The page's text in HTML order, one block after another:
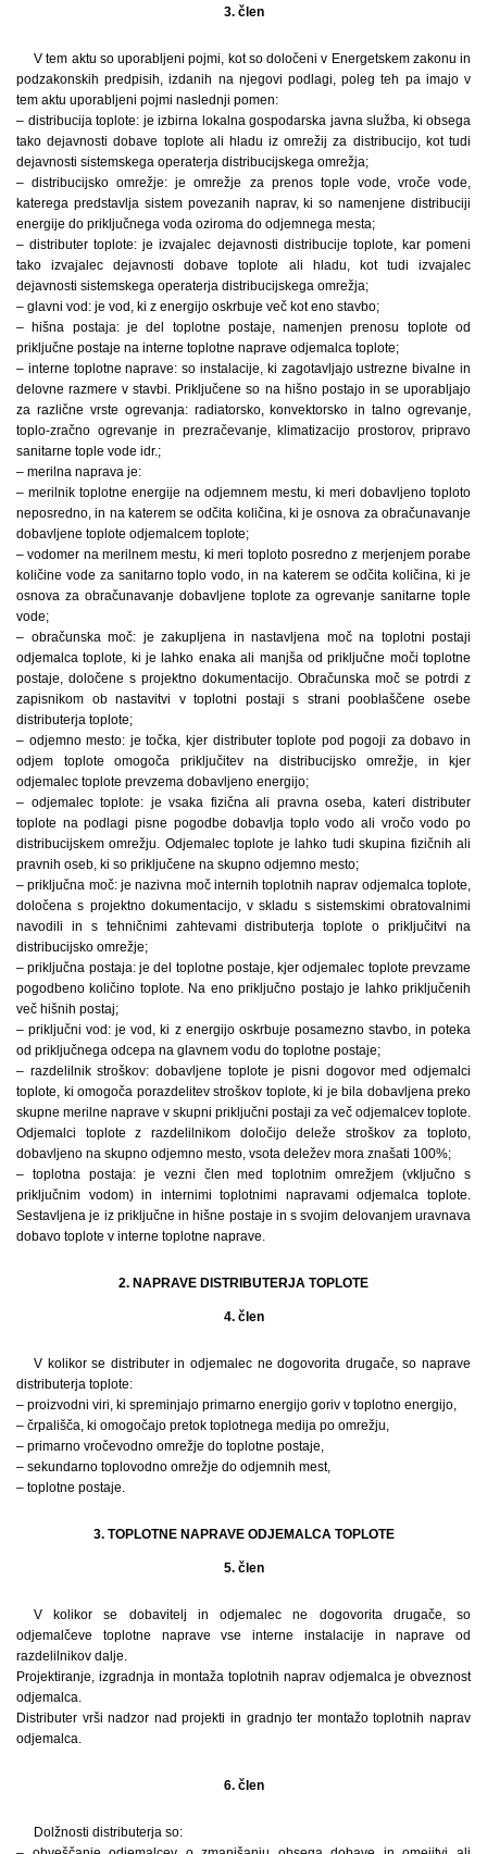
3. člen
V tem aktu so uporabljeni pojmi, kot so določeni v Energetskem zakonu in
podzakonskih predpisih, izdanih na njegovi podlagi, poleg teh pa imajo v
tem aktu uporabljeni pojmi naslednji pomen:
– distribucija toplote: je izbirna lokalna gospodarska javna služba, ki obsega
tako dejavnosti dobave toplote ali hladu iz omrežij za distribucijo, kot tudi
dejavnosti sistemskega operaterja distribucijskega omrežja;
– distribucijsko omrežje: je omrežje za prenos tople vode, vroče vode,
katerega predstavlja sistem povezanih naprav, ki so namenjene distribuciji
energije do priključnega voda oziroma do odjemnega mesta;
– distributer toplote: je izvajalec dejavnosti distribucije toplote, kar pomeni
tako izvajalec dejavnosti dobave toplote ali hladu, kot tudi izvajalec
dejavnosti sistemskega operaterja distribucijskega omrežja;
– glavni vod: je vod, ki z energijo oskrbuje več kot eno stavbo;
– hišna postaja: je del toplotne postaje, namenjen prenosu toplote od
priključne postaje na interne toplotne naprave odjemalca toplote;
– interne toplotne naprave: so instalacije, ki zagotavljajo ustrezne bivalne in
delovne razmere v stavbi. Priključene so na hišno postajo in se uporabljajo
za različne vrste ogrevanja: radiatorsko, konvektorsko in talno ogrevanje,
toplo-zračno ogrevanje in prezračevanje, klimatizacijo prostorov, pripravo
sanitarne tople vode idr.;
– merilna naprava je:
– merilnik toplotne energije na odjemnem mestu, ki meri dobavljeno toploto
neposredno, in na katerem se odčita količina, ki je osnova za obračunavanje
dobavljene toplote odjemalcem toplote;
– vodomer na merilnem mestu, ki meri toploto posredno z merjenjem porabe
količine vode za sanitarno toplo vodo, in na katerem se odčita količina, ki je
osnova za obračunavanje dobavljene toplote za ogrevanje sanitarne tople
vode;
– obračunska moč: je zakupljena in nastavljena moč na toplotni postaji
odjemalca toplote, ki je lahko enaka ali manjša od priključne moči toplotne
postaje, določene s projektno dokumentacijo. Obračunska moč se potrdi z
zapisnikom ob nastavitvi v toplotni postaji s strani pooblaščene osebe
distributerja toplote;
– odjemno mesto: je točka, kjer distributer toplote pod pogoji za dobavo in
odjem toplote omogoča priključitev na distribucijsko omrežje, in kjer
odjemalec toplote prevzema dobavljeno energijo;
– odjemalec toplote: je vsaka fizična ali pravna oseba, kateri distributer
toplote na podlagi pisne pogodbe dobavlja toplo vodo ali vročo vodo po
distribucijskem omrežju. Odjemalec toplote je lahko tudi skupina fizičnih ali
pravnih oseb, ki so priključene na skupno odjemno mesto;
– priključna moč: je nazivna moč internih toplotnih naprav odjemalca toplote,
določena s projektno dokumentacijo, v skladu s sistemskimi obratovalnimi
navodili in s tehničnimi zahtevami distributerja toplote o priključitvi na
distribucijsko omrežje;
– priključna postaja: je del toplotne postaje, kjer odjemalec toplote prevzame
pogodbeno količino toplote. Na eno priključno postajo je lahko priključenih
več hišnih postaj;
– priključni vod: je vod, ki z energijo oskrbuje posamezno stavbo, in poteka
od priključnega odcepa na glavnem vodu do toplotne postaje;
– razdelilnik stroškov: dobavljene toplote je pisni dogovor med odjemalci
toplote, ki omogoča porazdelitev stroškov toplote, ki je bila dobavljena preko
skupne merilne naprave v skupni priključni postaji za več odjemalcev toplote.
Odjemalci toplote z razdelilnikom določijo deleže stroškov za toploto,
dobavljeno na skupno odjemno mesto, vsota deležev mora znašati 100%;
– toplotna postaja: je vezni člen med toplotnim omrežjem (vključno s
priključnim vodom) in internimi toplotnimi napravami odjemalca toplote.
Sestavljena je iz priključne in hišne postaje in s svojim delovanjem uravnava
dobavo toplote v interne toplotne naprave.
2. NAPRAVE DISTRIBUTERJA TOPLOTE
4. člen
V kolikor se distributer in odjemalec ne dogovorita drugače, so naprave
distributerja toplote:
– proizvodni viri, ki spreminjajo primarno energijo goriv v toplotno energijo,
– črpališča, ki omogočajo pretok toplotnega medija po omrežju,
– primarno vročevodno omrežje do toplotne postaje,
– sekundarno toplovodno omrežje do odjemnih mest,
– toplotne postaje.
3. TOPLOTNE NAPRAVE ODJEMALCA TOPLOTE
5. člen
V kolikor se dobavitelj in odjemalec ne dogovorita drugače, so
odjemalčeve toplotne naprave vse interne instalacije in naprave od
razdelilnikov dalje.
Projektiranje, izgradnja in montaža toplotnih naprav odjemalca je obveznost
odjemalca.
Distributer vrši nadzor nad projekti in gradnjo ter montažo toplotnih naprav
odjemalca.
6. člen
Dolžnosti distributerja so: